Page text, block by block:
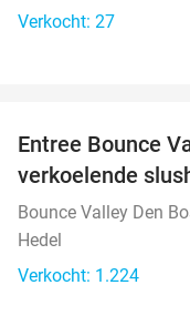
Verkocht: 27
Entree Bounce
verkoelende
Bounce Valley Den
Hedel
Verkocht: 1.224